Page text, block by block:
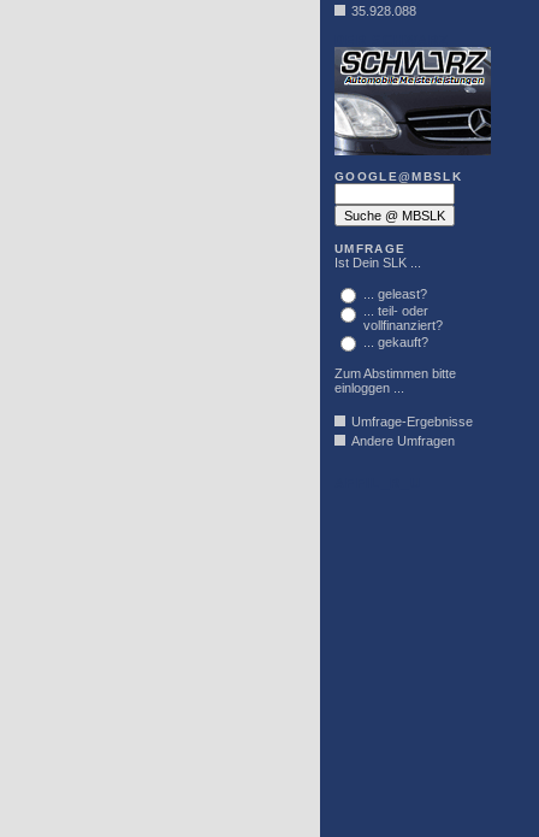
35.928.088
GOOGLE@MBSLK
UMFRAGE
Ist Dein SLK ...
... geleast?
... teil- oder
vollfinanziert?
... gekauft?
Zum Abstimmen bitte
einloggen ...
Umfrage-Ergebnisse
Andere Umfragen